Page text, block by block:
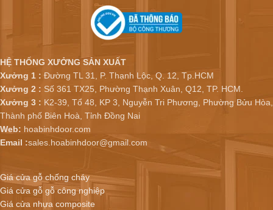
HỆ THỐNG XƯỞNG SẢN XUẤT
Xưởng 1 : Đường TL 31, P. Thạnh Lộc, Q. 12, Tp.HCM
Xưởng 2 : Số 361 TX25, Phường Thạnh Xuân, Q12, TP. HCM.
Xưởng 3 : K2-39, Tổ 48, KP 3, Nguyễn Tri Phương, Phường Bửu Hòa,
Thành phố Biên Hoà, Tỉnh Đồng Nai
Web: hoabinhdoor.com
Email :sales.hoabinhdoor@gmail.com
Giá cửa gỗ chống cháy
Giá cửa gỗ gỗ công nghiệp
Giá cửa nhựa composite